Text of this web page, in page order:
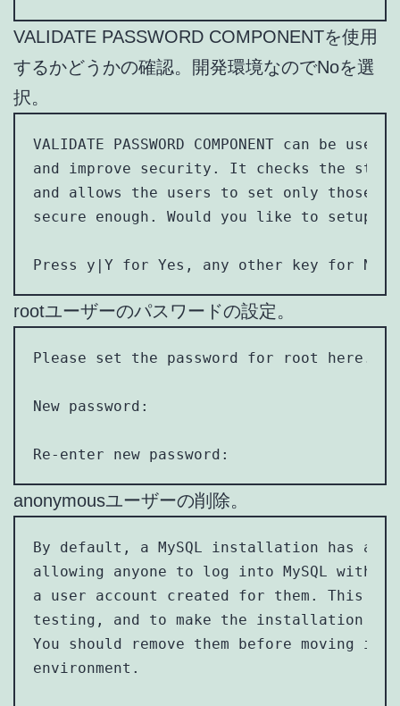
VALIDATE PASSWORD COMPONENTを使用
するかどうかの確認。開発環境なのでNoを選
択。
VALIDATE PASSWORD COMPONENT can be
and improve security. It checks the
and allows the users to set only those
secure enough. Would you like to setup
Press y|Y for Yes, any other key for No:
rootユーザーのパスワードの設定。
Please set the password for root here.
New password:
Re-enter new password:
anonymousユーザーの削除。
By default, a MySQL installation has an
allowing anyone to log into MySQL
a user account created for them. This is
testing, and to make the installation go
You should remove them before moving
environment.